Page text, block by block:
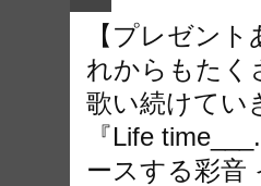
【プレゼント
れからもたく
歌い続けてい
『Life
ースする彩音